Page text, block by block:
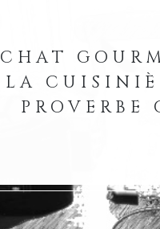
CHAT
LA
PROVERBE